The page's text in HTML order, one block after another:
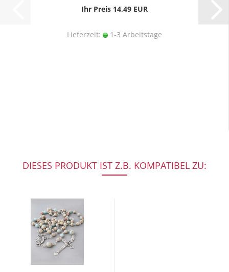
Ihr Preis 14,49 EUR
Lieferzeit: 1-3 Arbeitstage
DIESES PRODUKT IST Z.B. KOMPATIBEL ZU: